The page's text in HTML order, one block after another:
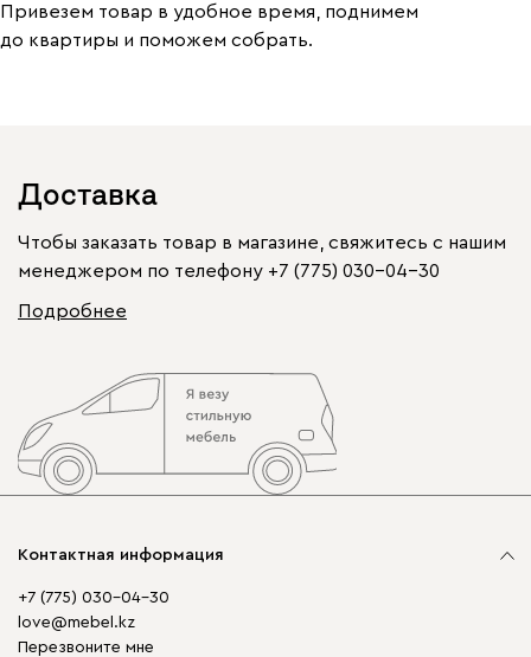
Привезем товар в удобное время, поднимем
до квартиры и поможем собрать.
Доставка
Чтобы заказать товар в магазине, свяжитесь с нашим
менеджером по телефону +7 (775) 030-04-30
Подробнее
Контактная информация
+7 (775) 030-04-30
love@mebel.kz
Перезвоните мне